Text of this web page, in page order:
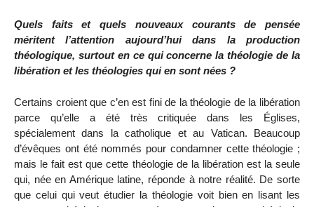
Quels faits et quels nouveaux courants de pensée
méritent l’attention aujourd’hui dans la production
théologique, surtout en ce qui concerne la théologie de la
libération et les théologies qui en sont nées ?
Certains croient que c’en est fini de la théologie de la libération
parce qu’elle a été très critiquée dans les Églises,
spécialement dans la catholique et au Vatican. Beaucoup
d’évêques ont été nommés pour condamner cette théologie ;
mais le fait est que cette théologie de la libération est la seule
qui, née en Amérique latine, réponde à notre réalité. De sorte
que celui qui veut étudier la théologie voit bien en lisant les